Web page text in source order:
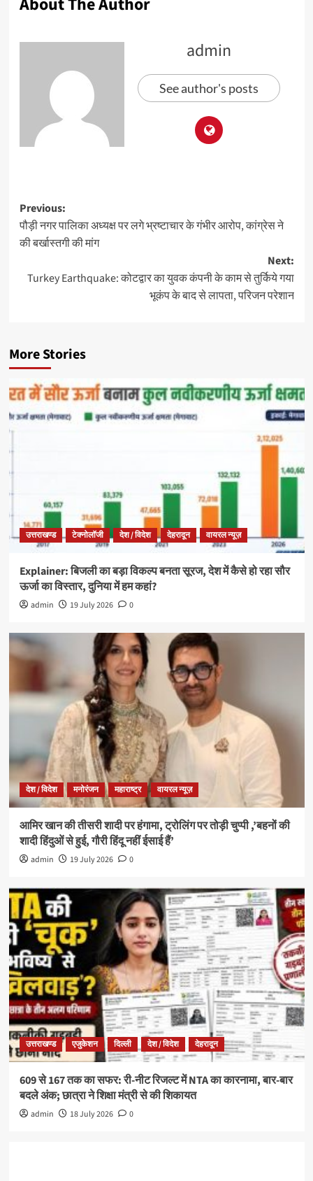
admin
See author's posts
Previous:
पौड़ी नगर पालिका अध्यक्ष पर लगे भ्रष्टाचार के गंभीर आरोप, कांग्रेस ने
की बर्खास्तगी की मांग
Next:
Turkey Earthquake: कोटद्वार का युवक कंपनी के काम से तुर्किये गया
भूकंप के बाद से लापता, परिजन परेशान
More Stories
उत्तराखण्ड टेक्नोलॉजी देश / विदेश देहरादून वायरल न्यूज़
Explainer: बिजली का बड़ा विकल्प बनता सूरज, देश में कैसे हो रहा सौर
ऊर्जा का विस्तार, दुनिया में हम कहां?
admin 19 July 2026 0
देश / विदेश मनोरंजन महाराष्ट्र वायरल न्यूज़
आमिर खान की तीसरी शादी पर हंगामा, ट्रोलिंग पर तोड़ी चुप्पी ,’बहनों की
शादी हिंदुओं से हुई, गौरी हिंदू नहीं ईसाई हैं’
admin 19 July 2026 0
उत्तराखण्ड एजुकेशन दिल्ली देश / विदेश देहरादून
609 से 167 तक का सफर: री-नीट रिजल्ट में NTA का कारनामा, बार-बार
बदले अंक; छात्रा ने शिक्षा मंत्री से की शिकायत
admin 18 July 2026 0